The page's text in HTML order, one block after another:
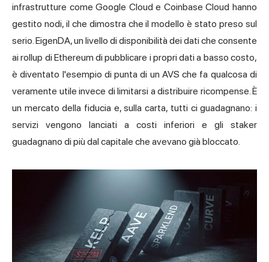
infrastrutture come Google Cloud e Coinbase Cloud hanno
gestito nodi, il che dimostra che il modello è stato preso sul
serio. EigenDA, un livello di disponibilità dei dati che consente
ai rollup di Ethereum di pubblicare i propri dati a basso costo,
è diventato l'esempio di punta di un AVS che fa qualcosa di
veramente utile invece di limitarsi a distribuire ricompense. È
un mercato della fiducia e, sulla carta, tutti ci guadagnano: i
servizi vengono lanciati a costi inferiori e gli staker
guadagnano di più dal capitale che avevano già bloccato.